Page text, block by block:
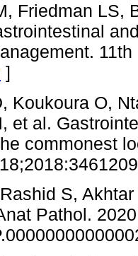
Friedman LS,
]
Koukoura O,
et al.
commonest
S,
Pathol.